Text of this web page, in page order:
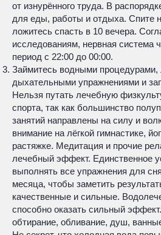
от изнурённого труда. В
для еды, работы и отдыха. Спите
ложитесь спасть в 10 вечера.
исследованиям, нервная система
период с 22:00 до 00:00.
Займитесь водными процедурами,
дыхательными упражнениями и
Нельзя путать лечебную
спорта, так как большинство
занятий направлены на силу и
внимание на лёгкой гимнастике,
растяжке. Медитация и прочие
лечебный эффект. Единственное
выполнять все упражнения для
месяца, чтобы заметить
качественные и сильные.
способно оказать сильный
обтирание, обливание, душ,